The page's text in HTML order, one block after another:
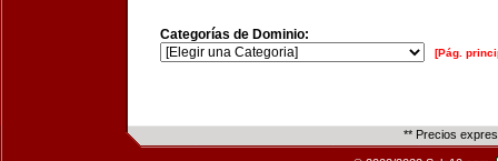
Categorías de Dominio:
[Pág.
** Precios